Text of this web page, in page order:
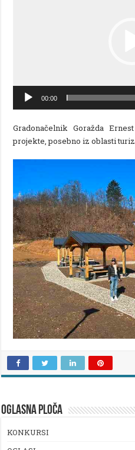
00:00
Gradonačelnik Goražda
projekte, posebno iz oblasti
OGLASNA PLOČA
KONKURSI